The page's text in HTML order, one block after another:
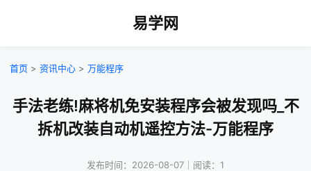
易学网
首页 > 资讯中心 > 万能程序
手法老练!麻将机免安装程序会被发现吗_不
拆机改装自动机遥控方法-万能程序
发布时间：2026-08-07｜阅读：1